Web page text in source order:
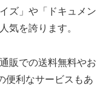
ズ」や「ドキュメン
気を誇ります。
販での送料無料やお
便利なサービスもあ